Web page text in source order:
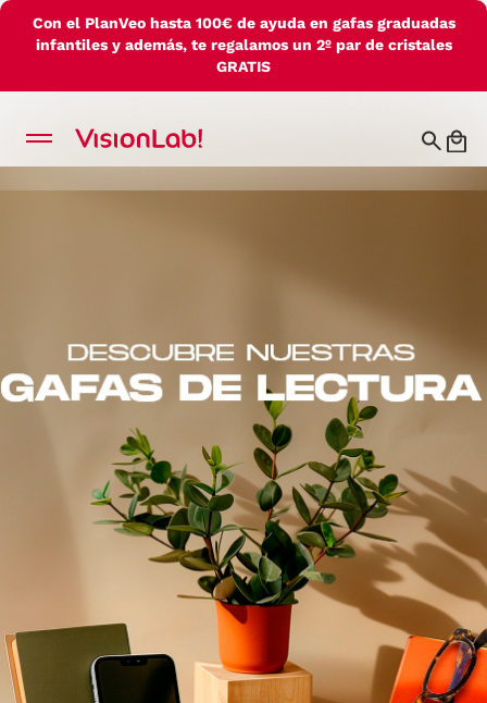
Con el PlanVeo hasta 100€ de ayuda en gafas graduadas
infantiles y además, te regalamos un 2º par de cristales
GRATIS